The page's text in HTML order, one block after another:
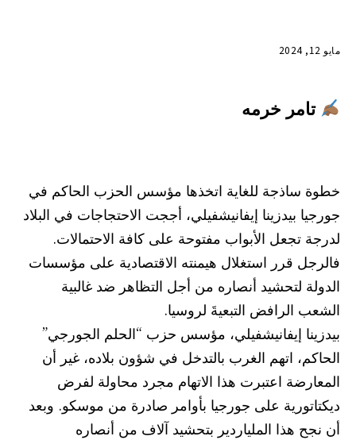
مايو 12, 2024
تامر خرمه
خطوة ساذجة للغاية اتخذها مؤسس الحزب الحاكم في
جورجيا بيدزينا إيفانيشفيلي، أججت الاحتجاجات في البلاد
لدرجة تجعل الأبواب مفتوحة على كافة الاحتمالات.
فالرجل قرر استغلال هيمنته الاقتصادية على مؤسسات
الدولة لتحشيد أنصاره من أجل التظاهر ضد غالبية
الشعب الرافض التبعيةَ لروسيا.
بيدزينا إيفانيشفيلي، مؤسس حزب “الحلم الجورجي”
الحاكم، اتهم الغرب بالتدخل في شؤون بلاده، غير أن
المعارضة اعتبرت هذا الاتهام مجرد محاولة لفرض
ديكتاتورية على جورجيا بأوامر صادرة من موسكو. وبعد
أن نجح هذا الملياردير بتحشيد آلاف من أنصاره